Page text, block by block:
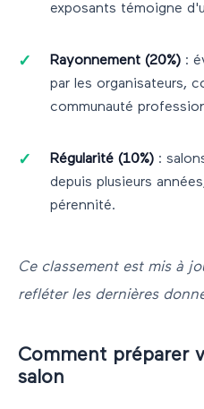
exposants témoigne
Rayonnement (20%) :
par les organisateurs,
communauté
Régularité (10%) :
depuis plusieurs
pérennité.
Ce classement est mis à
refléter les dernières
Comment préparer
salon